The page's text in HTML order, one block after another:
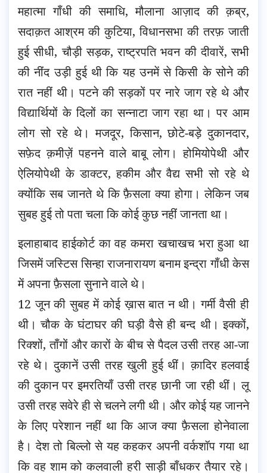
महात्मा गाँधी की समाधि, मौलाना आज़ाद की क़ब्र,
सदाक़त आश्रम की कुटिया, विधानसभा की तरफ़ जाती
हुई सीधी, चौड़ी सड़क, राष्ट्रपति भवन की दीवारें, सभी
की नींद उड़ी हुई थी कि यह उनमें से किसी के सोने की
रात नहीं थी। पटने की सड़कों पर नारे जाग रहे थे और
विद्यार्थियों के दिलों का सन्नाटा जाग रहा था। पर आम
लोग सो रहे थे। मजदूर, किसान, छोटे-बड़े दुकानदार,
सफ़ेद क़मीज़ें पहनने वाले बाबू लोग। होमियोपेथी और
ऐलियोपेथी के डाक्टर, हकीम और वैद्य सभी सो रहे थे
क्योंकि सब जानते थे कि फ़ैसला क्या होगा। लेकिन जब
सुबह हुई तो पता चला कि कोई कुछ नहीं जानता था।
इलाहाबाद हाईकोर्ट का वह कमरा खचाखच भरा हुआ था
जिसमें जस्टिस सिन्हा राजनारायण बनाम इन्द्रा गाँधी केस
में अपना फ़ैसला सुनाने वाले थे।
12 जून की सुबह में कोई ख़ास बात न थी। गर्मी वैसी ही
थी। चौक के घंटाघर की घड़ी वैसे ही बन्द थी। इक्कों,
रिक्शों, ताँगों और कारों के बीच से पैदल उसी तरह आ-जा
रहे थे। दुकानें उसी तरह खुली हुई थीं। क़ादिर हलवाई
की दुकान पर इमरतियाँ उसी तरह छानी जा रही थीं। लू
उसी तरह सवेरे ही से चलने लगी थी। और कोई यह जानने
के लिए परेशान नहीं था कि आज क्या फ़ैसला होनेवाला
है। देश तो बिल्लो से यह कहकर अपनी वर्कशॉप गया था
कि वह शाम को कलवाली हरी साड़ी बाँधकर तैयार रहे।